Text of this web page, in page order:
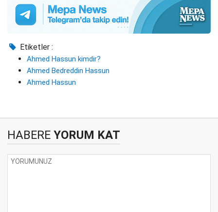
Etiketler :
Ahmed Hassun kimdir?
Ahmed Bedreddin Hassun
Ahmed Hassun
HABERE YORUM KAT